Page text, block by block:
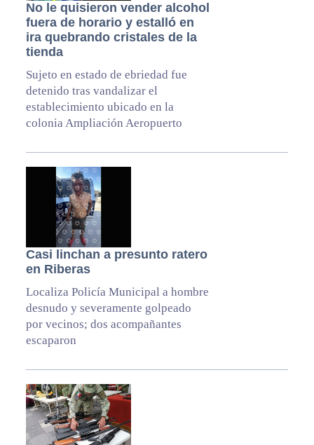
No le quisieron vender alcohol
fuera de horario y estalló en
ira quebrando cristales de la
tienda
Sujeto en estado de ebriedad fue
detenido tras vandalizar el
establecimiento ubicado en la
colonia Ampliación Aeropuerto
Casi linchan a presunto ratero
en Riberas
Localiza Policía Municipal a hombre
desnudo y severamente golpeado
por vecinos; dos acompañantes
escaparon